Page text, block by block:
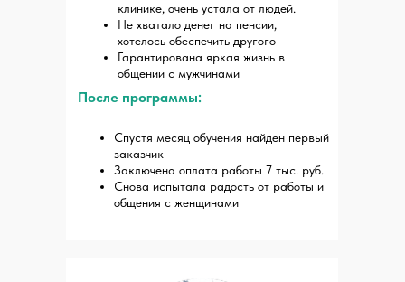
клинике, очень устала от людей.
Не хватало денег на пенсии,
хотелось обеспечить другого
Гарантирована яркая жизнь в
общении с мужчинами
После программы:
Спустя месяц обучения найден первый
заказчик
Заключена оплата работы 7 тыс. руб.
Снова испытала радость от работы и
общения с женщинами